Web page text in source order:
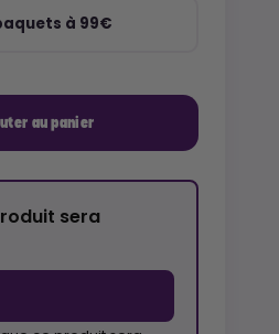
à 99€
au panier
sera